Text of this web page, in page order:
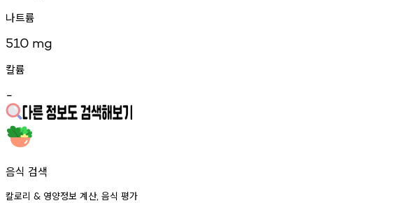
나트륨
510 mg
칼륨
-
음식 검색
칼로리 & 영양정보 계산, 음식 평가